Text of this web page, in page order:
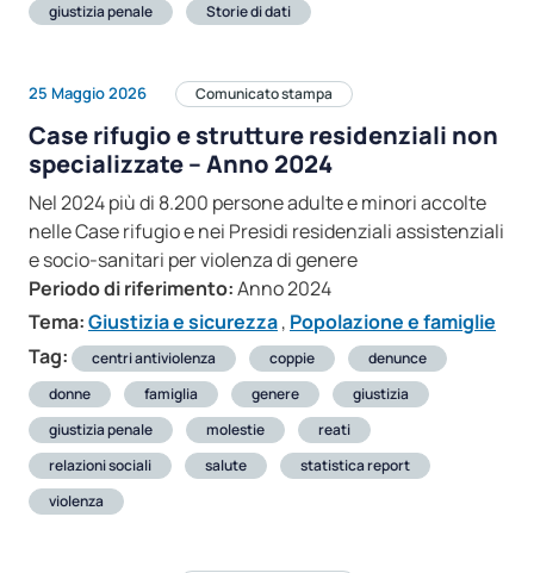
giustizia penale
Storie di dati
25 Maggio 2026 Comunicato stampa
Case rifugio e strutture residenziali non
specializzate – Anno 2024
Nel 2024 più di 8.200 persone adulte e minori accolte
nelle Case rifugio e nei Presidi residenziali assistenziali
e socio-sanitari per violenza di genere
Periodo di riferimento:Anno 2024
Tema:Giustizia e sicurezza, Popolazione e famiglie
Tag:
centri antiviolenza coppie
denunce
donne
famiglia genere
giustizia
giustizia penale
molestie
reati
relazioni sociali
salute
statistica report
violenza